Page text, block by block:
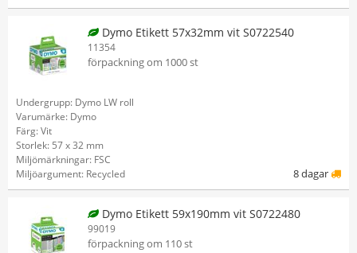
Dymo Etikett 57x32mm vit S0722540
11354
förpackning om 1000 st
Undergrupp: Dymo LW roll
Varumärke: Dymo
Färg: Vit
Storlek: 57 x 32 mm
Miljömärkningar: FSC
Miljöargument: Recycled
8 dagar
Dymo Etikett 59x190mm vit S0722480
99019
förpackning om 110 st